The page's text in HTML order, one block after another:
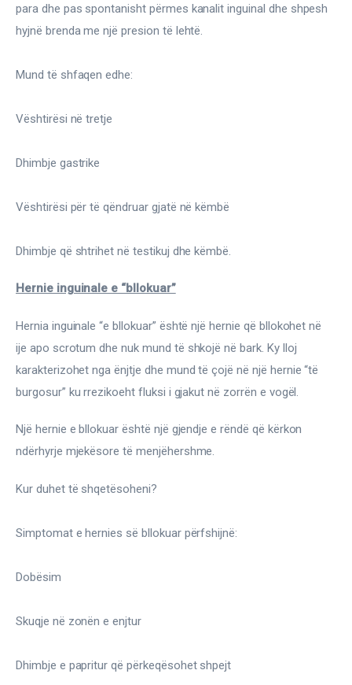
para dhe pas spontanisht përmes kanalit inguinal dhe shpesh
hyjnë brenda me një presion të lehtë.
Mund të shfaqen edhe:
Vështirësi në tretje
Dhimbje gastrike
Vështirësi për të qëndruar gjatë në këmbë
Dhimbje që shtrihet në testikuj dhe këmbë.
Hernie inguinale e “bllokuar”
Hernia inguinale “e bllokuar” është një hernie që bllokohet në
ije apo scrotum dhe nuk mund të shkojë në bark. Ky lloj
karakterizohet nga ënjtje dhe mund të çojë në një hernie “të
burgosur” ku rrezikoeht fluksi i gjakut në zorrën e vogël.
Një hernie e bllokuar është një gjendje e rëndë që kërkon
ndërhyrje mjekësore të menjëhershme.
Kur duhet të shqetësoheni?
Simptomat e hernies së bllokuar përfshijnë:
Dobësim
Skuqje në zonën e enjtur
Dhimbje e papritur që përkeqësohet shpejt